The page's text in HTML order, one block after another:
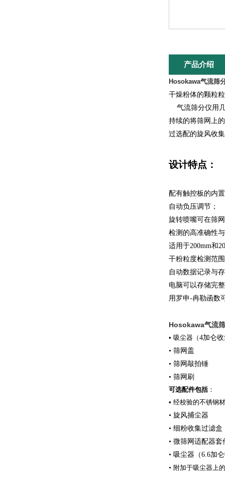
产品介绍
Hosokawa气流筛
干燥粉体的颗粒
气流筛分仪用几
持续的将筛网上
过选配的旋风收
设计特点：
配有触控板的内
自动负压调节；
旋转喷嘴可在筛
检测的高准确性
适用于200mm和
干粉粒度检测范
自动数据记录与
电脑可以存储完
用罗申-冉勒函数
Hosokawa气流
• 吸尘器（4加仑
• 筛网盖
• 筛网敲拍锤
• 筛网刷
可选配件包括：
• 经校验的不锈钢
• 旋风捕尘器
• 细粉收集过滤盒
• 微筛网适配器套
• 吸尘器（6.6加
• 附加于吸尘器上的